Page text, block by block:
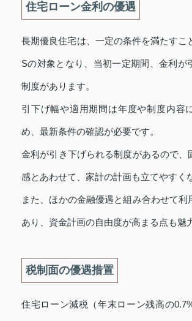
住宅ローン金利の優遇
長期優良住宅は、一定の条件を満たすこ
Sの対象となり、当初一定期間、金利が
制度があります。
引下げ幅や適用期間は年度や制度内容
め、最新条件の確認が必要です。
金利が引き下げられる制度があるので、
感とあわせて、家計の計画も立てやすく
また、ほかの金融優遇と組み合わせて利
あり、資金計画の自由度が高まる点も魅
税制面の優遇措置
住宅ローン減税（年末ローン残高の